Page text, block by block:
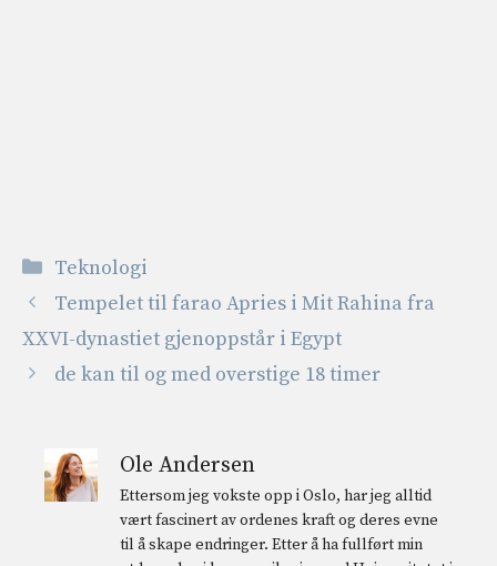
Kategorier
Teknologi
Tempelet til farao Apries i Mit Rahina fra
XXVI-dynastiet gjenoppstår i Egypt
de kan til og med overstige 18 timer
Ole Andersen
Ettersom jeg vokste opp i Oslo, har jeg alltid
vært fascinert av ordenes kraft og deres evne
til å skape endringer. Etter å ha fullført min